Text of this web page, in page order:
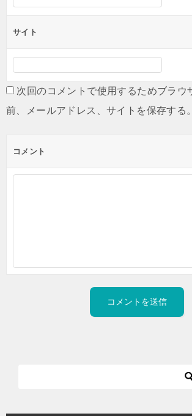
サイト
次回のコメントで使用するためブラウ
前、メールアドレス、サイトを保存する。
コメント